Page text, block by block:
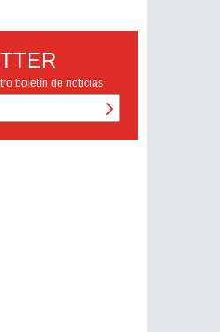
boletín de noticias